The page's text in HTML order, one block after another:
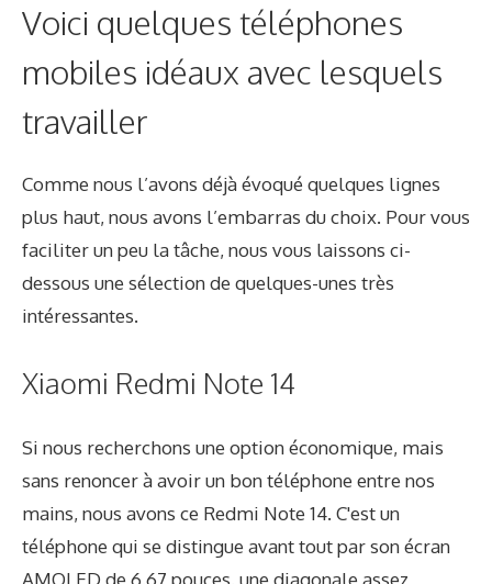
Voici quelques téléphones
mobiles idéaux avec lesquels
travailler
Comme nous l’avons déjà évoqué quelques lignes
plus haut, nous avons l’embarras du choix. Pour vous
faciliter un peu la tâche, nous vous laissons ci-
dessous une sélection de quelques-unes très
intéressantes.
Xiaomi Redmi Note 14
Si nous recherchons une option économique, mais
sans renoncer à avoir un bon téléphone entre nos
mains, nous avons ce Redmi Note 14. C'est un
téléphone qui se distingue avant tout par son écran
AMOLED de 6,67 pouces, une diagonale assez